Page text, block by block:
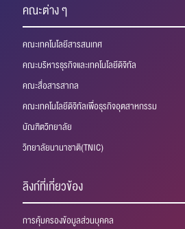
คณะต่าง ๆ
คณะเทคโนโลยีสารสนเทศ
คณะบริหารธุรกิจและเทคโนโลยีดิจิทัล
คณะสื่อสารสากล
คณะเทคโนโลยีดิจิทัลเพื่อธุรกิจอุตสาหกรรม
บัณฑิตวิทยาลัย
วิทยาลัยนานาชาติ(TNIC)
ลิงก์ที่เกี่ยวข้อง
การคุ้มครองข้อมูลส่วนบุคคล